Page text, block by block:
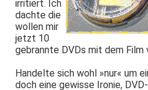
irritiert. Ich
dachte die
wollen mir
jetzt 10
gebrannte DVDs mit dem Film
Handelte sich wohl »nur« um
doch eine gewisse Ironie,